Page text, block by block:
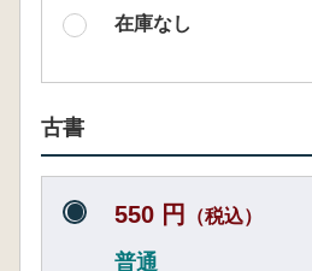
在庫なし
古書
550 円 （税込）
普通